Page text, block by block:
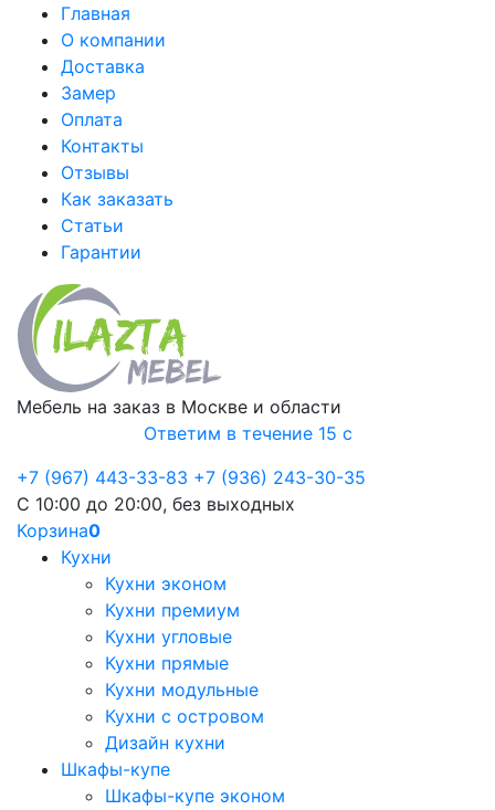
Главная
О компании
Доставка
Замер
Оплата
Контакты
Отзывы
Как заказать
Статьи
Гарантии
Мебель на заказ в Москве и области
Ответим в течение 15 с
+7 (967) 443-33-83 +7 (936) 243-30-35
С 10:00 до 20:00, без выходных
Корзина0
Кухни
Кухни эконом
Кухни премиум
Кухни угловые
Кухни прямые
Кухни модульные
Кухни с островом
Дизайн кухни
Шкафы-купе
Шкафы-купе эконом